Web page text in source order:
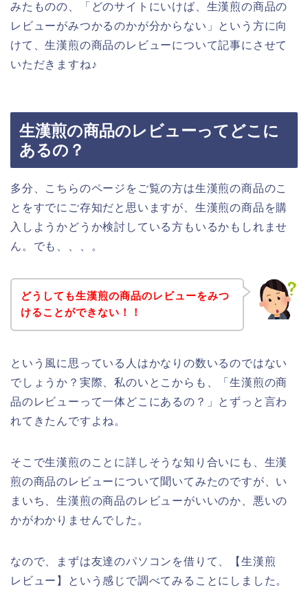
みたものの、「どのサイトにいけば、生漢煎の商品の
レビューがみつかるのかが分からない」という方に向
けて、生漢煎の商品のレビューについて記事にさせて
いただきますね♪
生漢煎の商品のレビューってどこに
あるの？
多分、こちらのページをご覧の方は生漢煎の商品のこ
とをすでにご存知だと思いますが、生漢煎の商品を購
入しようかどうか検討している方もいるかもしれませ
ん。でも、、、。
どうしても生漢煎の商品のレビューをみつ
けることができない！！
という風に思っている人はかなりの数いるのではない
でしょうか？実際、私のいとこからも、「生漢煎の商
品のレビューって一体どこにあるの？」とずっと言わ
れてきたんですよね。
そこで生漢煎のことに詳しそうな知り合いにも、生漢
煎の商品のレビューについて聞いてみたのですが、い
まいち、生漢煎の商品のレビューがいいのか、悪いの
かがわかりませんでした。
なので、まずは友達のパソコンを借りて、【生漢煎
レビュー】という感じで調べてみることにしました。